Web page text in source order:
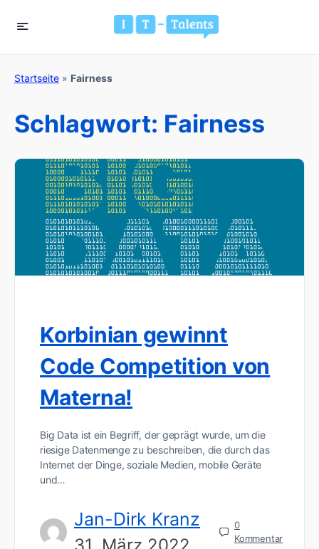
Startseite » Fairness
Schlagwort: Fairness
Korbinian gewinnt
Code Competition von
Materna!
Big Data ist ein Begriff, der geprägt wurde, um die
riesige Datenmenge zu beschreiben, die durch das
Internet der Dinge, soziale Medien, mobile Geräte
und…
Jan-Dirk Kranz
0
Kommentar